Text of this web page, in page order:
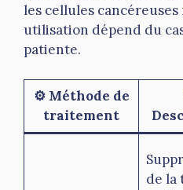
les cellules cancéreuses
utilisation dépend du
patiente.
⚙️ Méthode de
traitement
de la